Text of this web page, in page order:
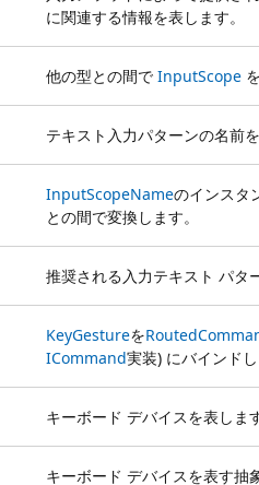
に関連する情報を表します。
他の型との間で InputScope
テキスト入力パターンの名前を
InputScopeNameのインスタ
との間で変換します。
推奨される入力テキスト パタ
KeyGestureを
ICommand実装) にバインドし
キーボード デバイスを表します
キーボード デバイスを表す抽